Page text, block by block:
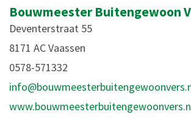
Bouwmeester Buitengewoon
Deventerstraat 55
8171 AC Vaassen
0578-571332